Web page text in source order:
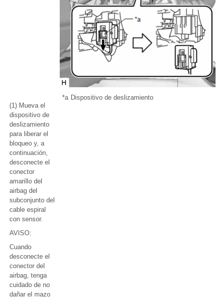
(1) Mueva el
dispositivo de
deslizamiento
para liberar el
bloqueo y, a
continuación,
desconecte el
conector
amarillo del
airbag del
subconjunto del
cable espiral
con sensor.
AVISO:
Cuando
desconecte el
conector del
airbag, tenga
cuidado de no
dañar el mazo
*a Dispositivo de deslizamiento